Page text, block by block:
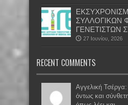
ΣΥΛΛΟΓΙΚΩΝ
ΓΕΝΕΤΙΣΤΩΝ
27 Ιουνίου, 2026
RECENT COMMENTS
Αγγελική
όντως και